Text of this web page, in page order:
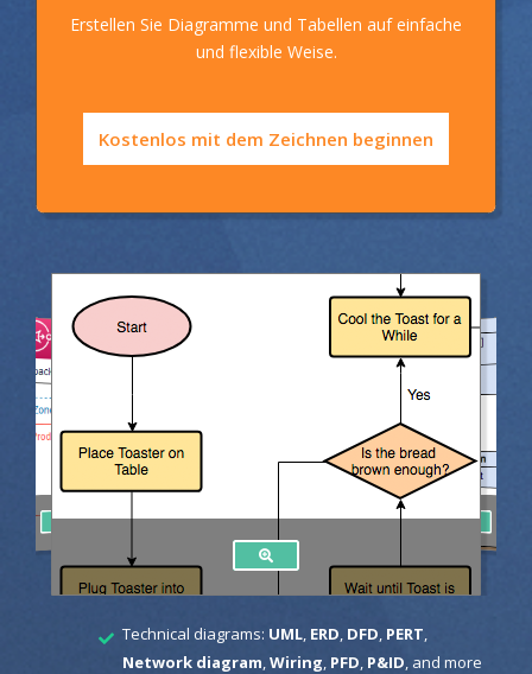
Erstellen Sie Diagramme und Tabellen auf einfache
und flexible Weise.
Kostenlos mit dem Zeichnen beginnen
Technical diagrams: UML, ERD DFD PERT
Network diagram Wiring PFD P&ID , and more